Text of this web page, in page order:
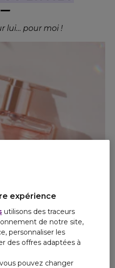
lui… pour moi !
expérience
utilisons des traceurs
de notre site,
personnaliser les
des offres adaptées à
pouvez changer